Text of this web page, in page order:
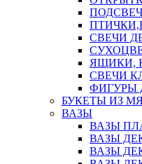
СВЕЧИ
ЯЩИКИ,
СВЕЧИ
ФИГУРЫ
БУКЕТЫ ИЗ
ВАЗЫ
ВАЗЫ
ВАЗЫ
ВАЗЫ